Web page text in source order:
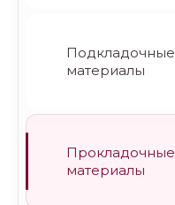
Подкладочные
материалы
Прокладочные
материалы